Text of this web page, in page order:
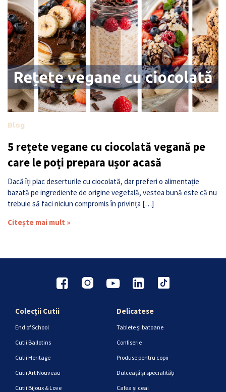
Blog
5 rețete vegane cu ciocolată vegană pe
care le poți prepara ușor acasă
Dacă îți plac deserturile cu ciocolată, dar preferi o alimentație
bazată pe ingrediente de origine vegetală, vestea bună este că nu
trebuie să faci niciun compromis în privința […]
Citește mai mult »
Colecții Cutii
End of School
Cutii Ballotins
Cutii Heritage
Cutii Art Nouveau
Cutii Bijoux & Love
Delicatese
Tablete și batoane
Confiserie
Produse pentru copii
Dulceață și specialități
Cafea și ceai